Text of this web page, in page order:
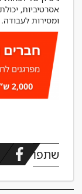
אסרטיביות,
ומסירות לעבודה.
שתפו